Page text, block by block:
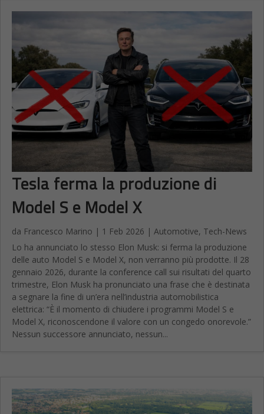
Tesla ferma la produzione di
Model S e Model X
da Francesco Marino | 1 Feb 2026 | Automotive, Tech-News
Lo ha annunciato lo stesso Elon Musk: si ferma la produzione
delle auto Model S e Model X, non verranno più prodotte. Il 28
gennaio 2026, durante la conference call sui risultati del quarto
trimestre, Elon Musk ha pronunciato una frase che è destinata
a segnare la fine di un’era nell’industria automobilistica
elettrica: “È il momento di chiudere i programmi Model S e
Model X, riconoscendone il valore con un congedo onorevole.”
Nessun successore annunciato, nessun...